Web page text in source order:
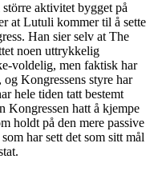
aktivitet bygget på
at Lutuli kommer til å sette
Han sier selv at The
noen uttrykkelig
voldelig, men faktisk har
Kongressens styre har
hele tiden tatt bestemt
Kongressen hatt å kjempe
holdt på den mere passive
har sett det som sitt mål